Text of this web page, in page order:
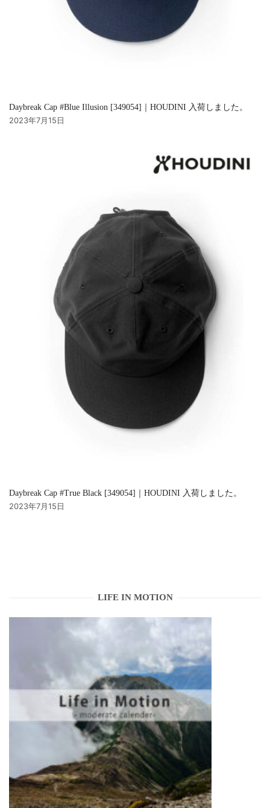
Daybreak Cap #Blue Illusion [349054]｜HOUDINI 入荷しました。
2023年7月15日
Daybreak Cap #True Black [349054]｜HOUDINI 入荷しました。
2023年7月15日
LIFE IN MOTION